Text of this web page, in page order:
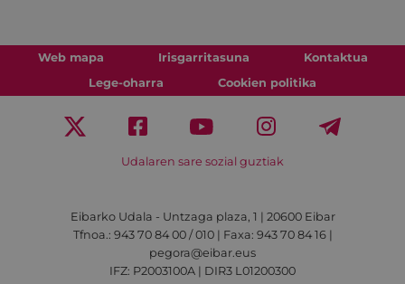
Web mapa Irisgarritasuna
Kontaktua
Lege-oharra
Cookien politika
Udalaren sare sozial guztiak
Eibarko Udala - Untzaga plaza, 1 | 20600 Eibar
Tfnoa.: 943 70 84 00 / 010 | Faxa: 943 70 84 16 |
pegora@eibar.eus
IFZ: P2003100A | DIR3 L01200300